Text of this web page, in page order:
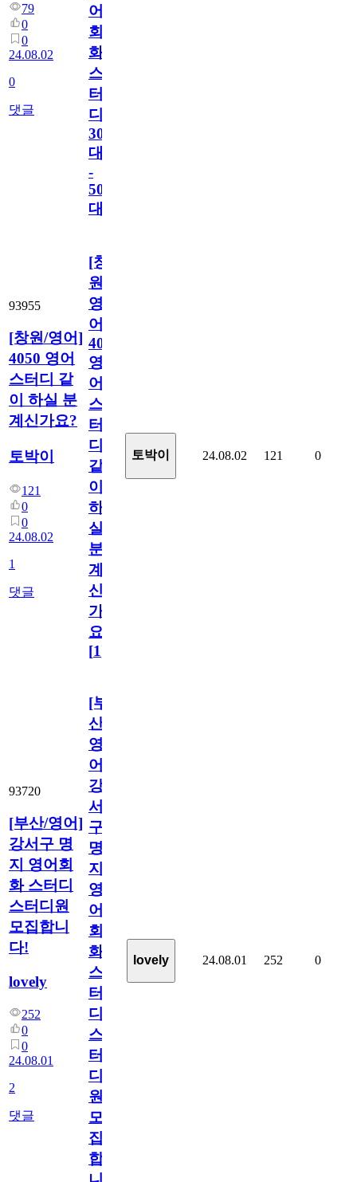
79
0
0
24.08.02
0
댓글
어
회
화
스
터
디
30
대
-
50
대
93955
[창원/영어]
4050 영어
스터디 같
이 하실 분
계신가요?
토박이
121
0
0
24.08.02
1
댓글
[창
원/
영
어]
4050
영
어
스
터
디
같
이
하
실
분
계
신
가
요?
[1]
토박이 24.08.02 121 0
93720
[부산/영어]
강서구 명
지 영어회
화 스터디
스터디원
모집합니
다!
lovely
252
0
0
24.08.01
2
댓글
[부
산/
영
어]
강
서
구
명
지
영
어
회
화
스
터
디
스
터
디
원
모
집
합
lovely 24.08.01 252 0